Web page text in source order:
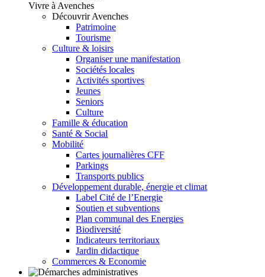
Vivre à Avenches
Découvrir Avenches
Patrimoine
Tourisme
Culture & loisirs
Organiser une manifestation
Sociétés locales
Activités sportives
Jeunes
Seniors
Culture
Famille & éducation
Santé & Social
Mobilité
Cartes journalières CFF
Parkings
Transports publics
Développement durable, énergie et climat
Label Cité de l’Energie
Soutien et subventions
Plan communal des Energies
Biodiversité
Indicateurs territoriaux
Jardin didactique
Commerces & Economie